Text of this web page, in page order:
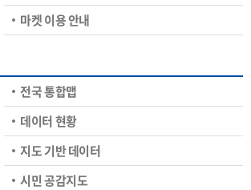
마켓 이용 안내
전국 통합맵
데이터 현황
지도 기반 데이터
시민 공감지도